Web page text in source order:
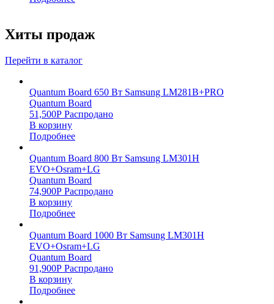
Хиты продаж
Перейти в каталог
Quantum Board 650 Вт Samsung LM281B+PRO
Quantum Board
51,500Р Распродано
В корзину
Подробнее
Quantum Board 800 Вт Samsung LM301H
EVO+Osram+LG
Quantum Board
74,900Р Распродано
В корзину
Подробнее
Quantum Board 1000 Вт Samsung LM301H
EVO+Osram+LG
Quantum Board
91,900Р Распродано
В корзину
Подробнее